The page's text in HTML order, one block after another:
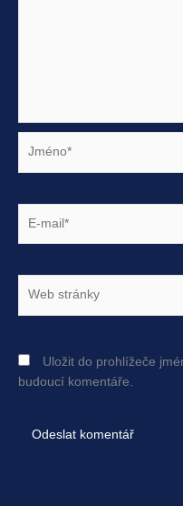
mail*
Uložit do prohlížeče
budoucí komentáře.